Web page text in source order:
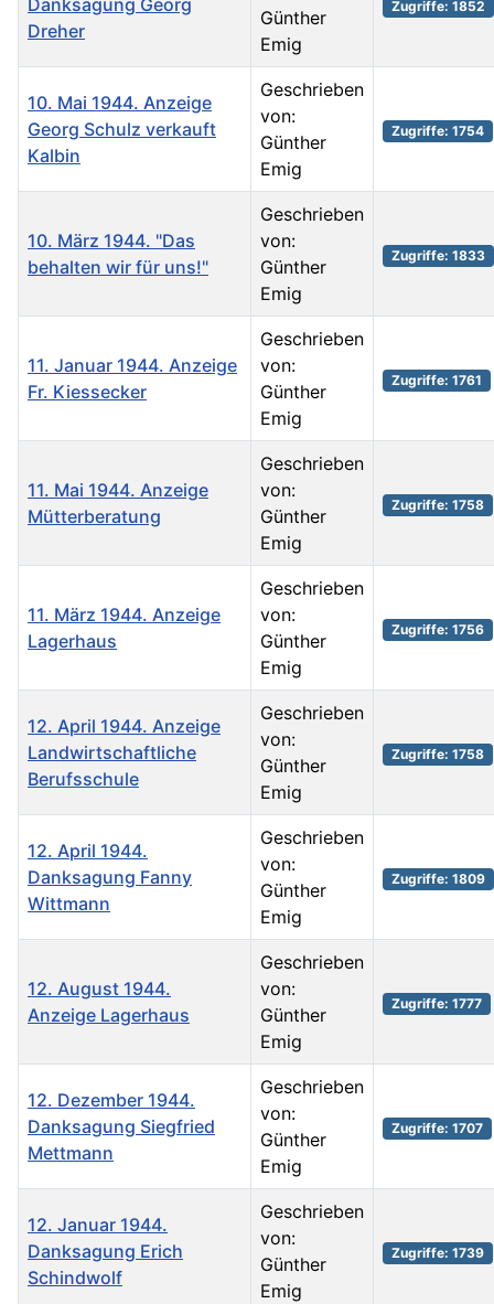
Danksagung Georg
Dreher
Günther
Emig
Zugriffe: 1852
10. Mai 1944. Anzeige
Georg Schulz verkauft
Kalbin
Geschrieben
von:
Günther
Emig
Zugriffe: 1754
10. März 1944. "Das
behalten wir für uns!"
Geschrieben
von:
Günther
Emig
Zugriffe: 1833
11. Januar 1944. Anzeige
Fr. Kiessecker
Geschrieben
von:
Günther
Emig
Zugriffe: 1761
11. Mai 1944. Anzeige
Mütterberatung
Geschrieben
von:
Günther
Emig
Zugriffe: 1758
11. März 1944. Anzeige
Lagerhaus
Geschrieben
von:
Günther
Emig
Zugriffe: 1756
12. April 1944. Anzeige
Landwirtschaftliche
Berufsschule
Geschrieben
von:
Günther
Emig
Zugriffe: 1758
12. April 1944.
Danksagung Fanny
Wittmann
Geschrieben
von:
Günther
Emig
Zugriffe: 1809
12. August 1944.
Anzeige Lagerhaus
Geschrieben
von:
Günther
Emig
Zugriffe: 1777
12. Dezember 1944.
Danksagung Siegfried
Mettmann
Geschrieben
von:
Günther
Emig
Zugriffe: 1707
12. Januar 1944.
Danksagung Erich
Schindwolf
Geschrieben
von:
Günther
Emig
Zugriffe: 1739